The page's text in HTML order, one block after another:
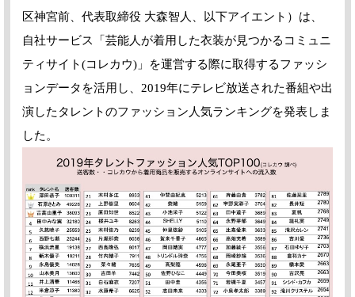
区神宮前、代表取締役 大森智人、以下アイエント）は、
自社サービス「芸能人が着用した衣装が見つかるコミュニ
ティサイト(コレカウ)」を運営する際に取得するファッシ
ョンデータを活用し、2019年にテレビ放送された番組や出
演したタレントのファッション人気ランキングを発表しま
した。